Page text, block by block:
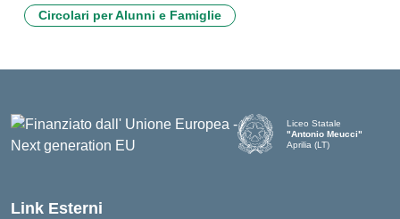
Circolari per Alunni e Famiglie
Liceo Statale
"Antonio Meucci"
Aprilia (LT)
Link Esterni